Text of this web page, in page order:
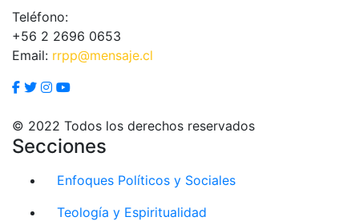
Teléfono:
+56 2 2696 0653
Email: rrpp@mensaje.cl
© 2022 Todos los derechos reservados
Secciones
Enfoques Políticos y Sociales
Teología y Espiritualidad